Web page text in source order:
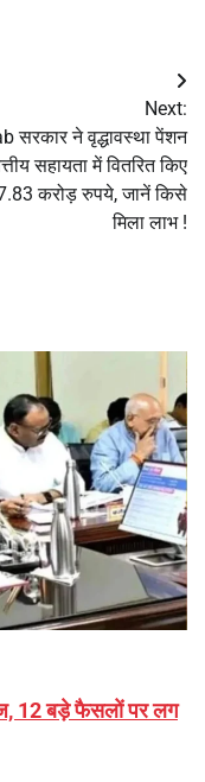
Next:
सरकार ने वृद्धावस्था पेंशन
सहायता में वितरित किए
करोड़ रुपये, जानें किसे
मिला लाभ !
12 बड़े फैसलों पर लग